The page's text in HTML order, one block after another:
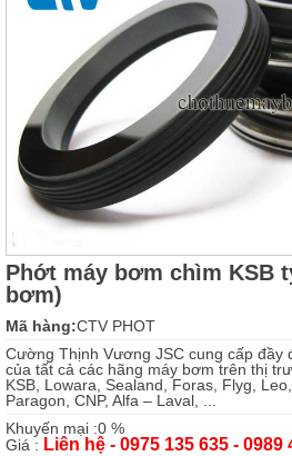
Phớt máy bơm chìm KSB
bơm)
Mã hàng:CTV PHOT
Cường Thịnh Vương JSC cung cấp đầy
của tất cả các hãng máy bơm trên thị
KSB, Lowara, Sealand, Foras, Flyg,
Paragon, CNP, Alfa – Laval, ...
Khuyến mại :0 %
Giá : Liên hệ - 0975 135 635 - 0989